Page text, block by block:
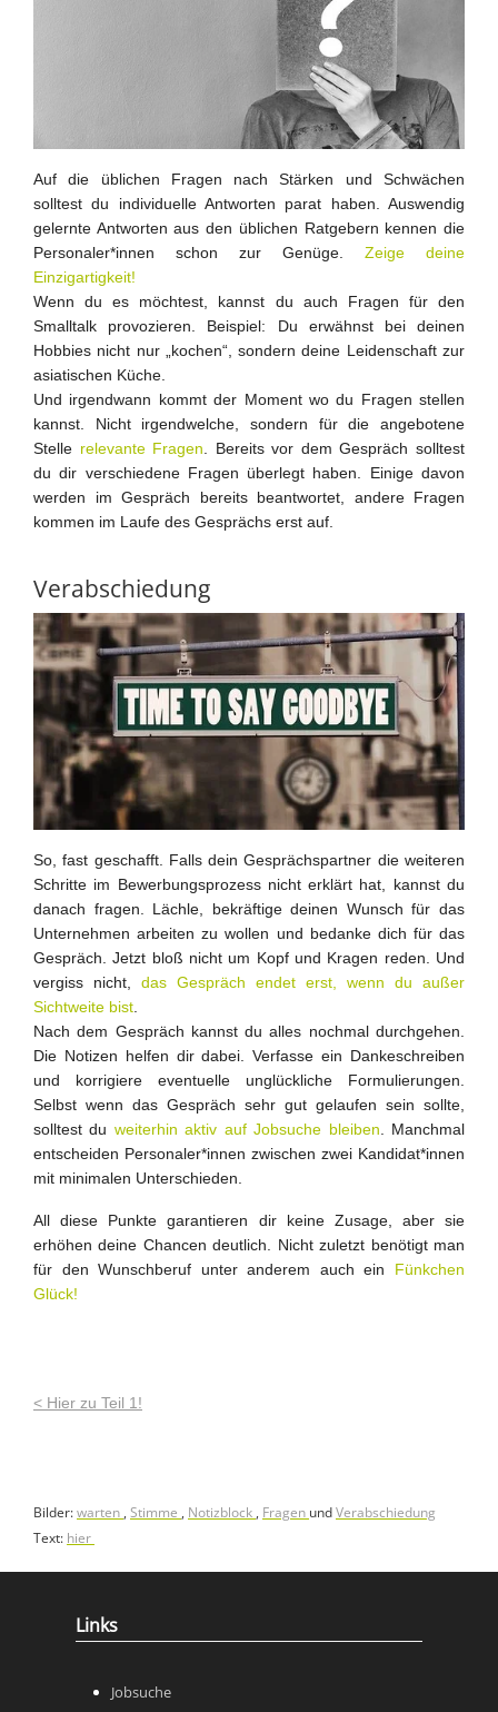
Auf die üblichen Fragen nach Stärken und Schwächen
solltest du individuelle Antworten parat haben. Auswendig
gelernte Antworten aus den üblichen Ratgebern kennen die
Personaler*innen schon zur Genüge. Zeige deine
Einzigartigkeit!
Wenn du es möchtest, kannst du auch Fragen für den
Smalltalk provozieren. Beispiel: Du erwähnst bei deinen
Hobbies nicht nur „kochen“, sondern deine Leidenschaft zur
asiatischen Küche.
Und irgendwann kommt der Moment wo du Fragen stellen
kannst. Nicht irgendwelche, sondern für die angebotene
Stelle relevante Fragen . Bereits vor dem Gespräch solltest
du dir verschiedene Fragen überlegt haben. Einige davon
werden im Gespräch bereits beantwortet, andere Fragen
kommen im Laufe des Gesprächs erst auf.
Verabschiedung
So, fast geschafft. Falls dein Gesprächspartner die weiteren
Schritte im Bewerbungsprozess nicht erklärt hat, kannst du
danach fragen. Lächle, bekräftige deinen Wunsch für das
Unternehmen arbeiten zu wollen und bedanke dich für das
Gespräch. Jetzt bloß nicht um Kopf und Kragen reden. Und
vergiss nicht, das Gespräch endet erst, wenn du außer
Sichtweite bist
Nach dem Gespräch kannst du alles nochmal durchgehen.
Die Notizen helfen dir dabei. Verfasse ein Dankeschreiben
und korrigiere eventuelle unglückliche Formulierungen.
Selbst wenn das Gespräch sehr gut gelaufen sein sollte,
solltest du weiterhin aktiv auf Jobsuche bleiben . Manchmal
entscheiden Personaler*innen zwischen zwei Kandidat*innen
mit minimalen Unterschieden.
All diese Punkte garantieren dir keine Zusage, aber sie
erhöhen deine Chancen deutlich. Nicht zuletzt benötigt man
für den Wunschberuf unter anderem auch ein Fünkchen
Glück!
< Hier zu Teil 1!
Bilder:warten , Stimme , Notizblock , Fragen undVerabschiedung
Text: hier
Links
Jobsuche